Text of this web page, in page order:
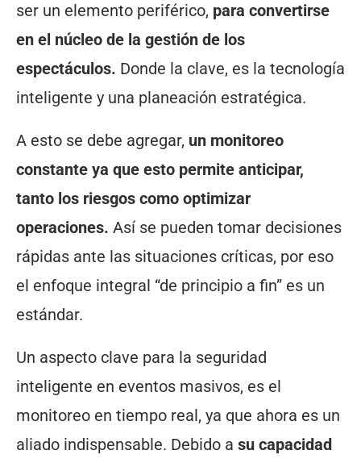
ser un elemento periférico, para convertirse
en el núcleo de la gestión de los
espectáculos. Donde la clave, es la tecnología
inteligente y una planeación estratégica.
A esto se debe agregar, un monitoreo
constante ya que esto permite anticipar,
tanto los riesgos como optimizar
operaciones. Así se pueden tomar decisiones
rápidas ante las situaciones críticas, por eso
el enfoque integral “de principio a fin” es un
estándar.
Un aspecto clave para la seguridad
inteligente en eventos masivos, es el
monitoreo en tiempo real, ya que ahora es un
aliado indispensable. Debido a su capacidad